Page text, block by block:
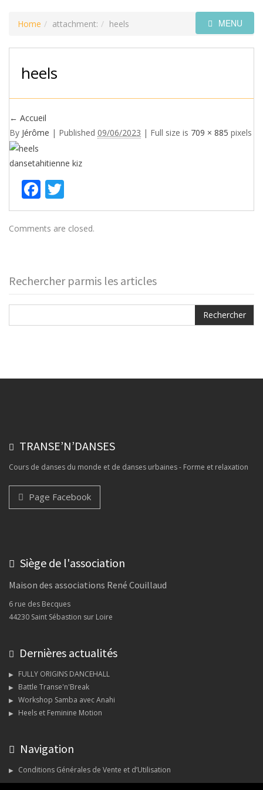
MENU
Home attachment: heels
heels
← Accueil
By Jérôme | Published 09/06/2023 | Full size is 709 × 885 pixels
dansetahitienne kiz
Facebook
Comments are closed.
Rechercher parmis les articles
TRANSE’N’DANSES
Cours de danses du monde et de danses urbaines - Forme et relaxation
Page Facebook
Siège de l'association
Maison des associations René Couillaud
6 rue des Becques
44230 Saint Sébastion sur Loire
Dernières actualités
FULLY ORIGINS DANCEHALL
Battle Transe'n'Break
Workshop Samba avec Anahi
Heels et Feminine Motion
Navigation
Conditions Générales de Vente et d’Utilisation